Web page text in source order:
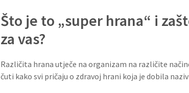
Što je to „super hrana“ i
za vas?
Različita hrana utječe na organizam na različite
čuti kako svi pričaju o zdravoj hrani koja je dobila